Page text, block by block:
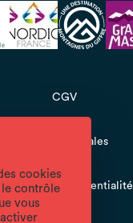
CGV
Mentions légales
de confidentialité
cookies
le contrôle
vous